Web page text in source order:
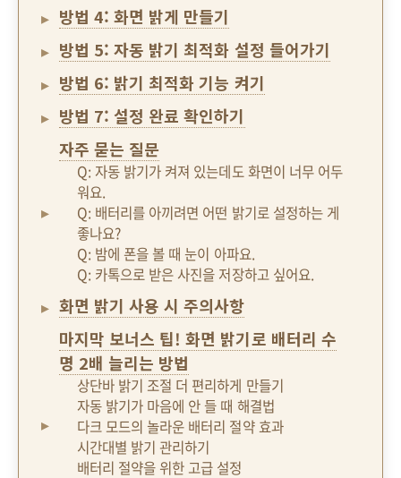
방법 4: 화면 밝게 만들기
방법 5: 자동 밝기 최적화 설정 들어가기
방법 6: 밝기 최적화 기능 켜기
방법 7: 설정 완료 확인하기
자주 묻는 질문
Q: 자동 밝기가 켜져 있는데도 화면이 너무 어두
워요.
Q: 배터리를 아끼려면 어떤 밝기로 설정하는 게
좋나요?
Q: 밤에 폰을 볼 때 눈이 아파요.
Q: 카톡으로 받은 사진을 저장하고 싶어요.
화면 밝기 사용 시 주의사항
마지막 보너스 팁! 화면 밝기로 배터리 수
명 2배 늘리는 방법
상단바 밝기 조절 더 편리하게 만들기
자동 밝기가 마음에 안 들 때 해결법
다크 모드의 놀라운 배터리 절약 효과
시간대별 밝기 관리하기
배터리 절약을 위한 고급 설정